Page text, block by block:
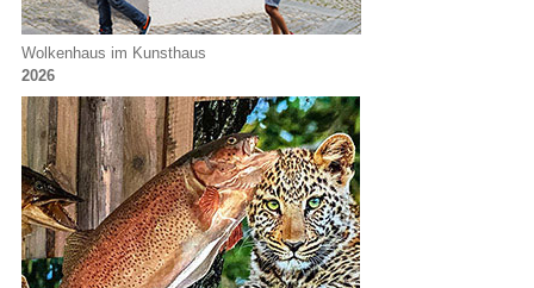
Wolkenhaus im Kunsthaus
2026